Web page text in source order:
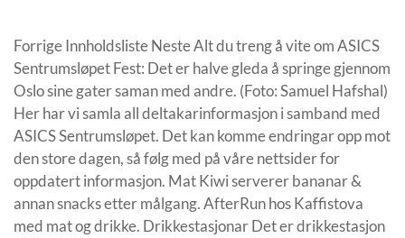
Forrige Innholdsliste Neste Alt du treng å vite om ASICS
Sentrumsløpet Fest: Det er halve gleda å springe gjennom
Oslo sine gater saman med andre. (Foto: Samuel Hafshal)
Her har vi samla all deltakarinformasjon i samband med
ASICS Sentrumsløpet. Det kan komme endringar opp mot
den store dagen, så følg med på våre nettsider for
oppdatert informasjon. Mat Kiwi serverer bananar &
annan snacks etter målgang. AfterRun hos Kaffistova
med mat og drikke. Drikkestasjonar Det er drikkestasjon